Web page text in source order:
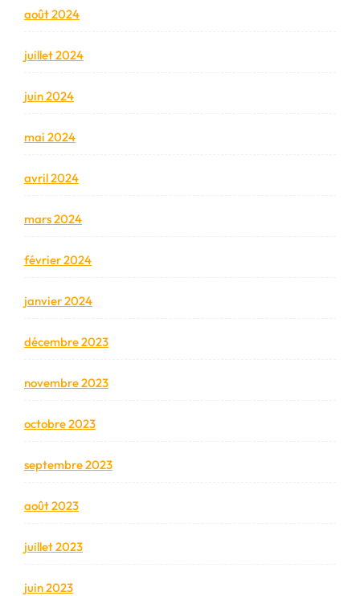
août 2024
juillet 2024
juin 2024
mai 2024
avril 2024
mars 2024
février 2024
janvier 2024
décembre 2023
novembre 2023
octobre 2023
septembre 2023
août 2023
juillet 2023
juin 2023